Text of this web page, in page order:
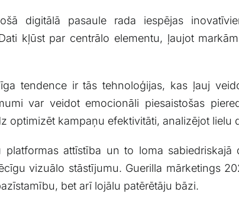
digitālā pasaule rada iespējas
kļūst par centrālo elementu, ļaujot
tendence‍ ir​ tās‌ tehnoloģijas, kas ļauj
var veidot emocionāli piesaistošas
optimizēt kampaņu efektivitāti, analizējot
platformas attīstība un to loma
vizuālo stāstījumu. Guerilla ​mārketings⁣
bet arī⁣ lojālu ⁢patērētāju bāzi.